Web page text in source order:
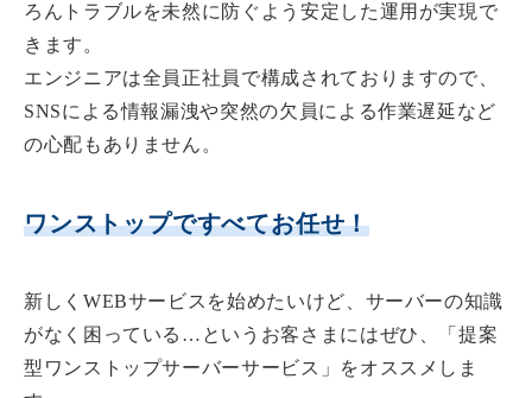
ろんトラブルを未然に防ぐよう安定した運用が実現で
きます。
エンジニアは全員正社員で構成されておりますので、
SNSによる情報漏洩や突然の欠員による作業遅延など
の心配もありません。
ワンストップですべてお任せ！
新しくWEBサービスを始めたいけど、サーバーの知識
がなく困っている…というお客さまにはぜひ、
「提案
型ワンストップサーバーサービス」
をオススメしま